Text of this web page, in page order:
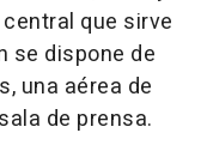
que sirve
se dispone de
una aérea de
de prensa.